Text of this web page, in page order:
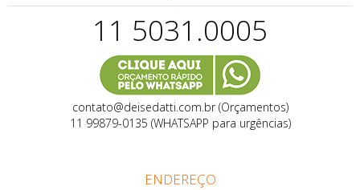
11 5031.0005
contato@deisedatti.com.br (Orçamentos)
11 99879-0135 (WHATSAPP para urgências)
ENDEREÇO